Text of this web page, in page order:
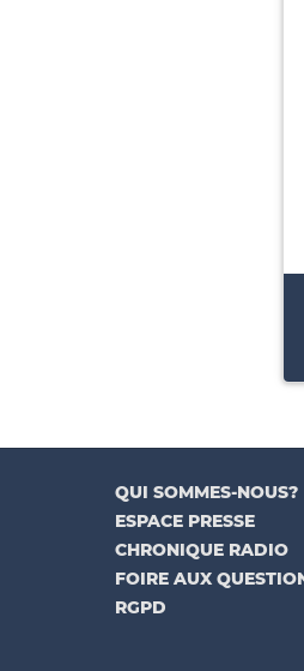
QUI SOMMES-NOUS?
ESPACE PRESSE
CHRONIQUE RADIO
FOIRE AUX
RGPD